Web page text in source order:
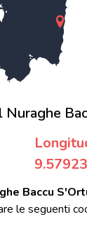
9.57923
Baccu
le seguenti